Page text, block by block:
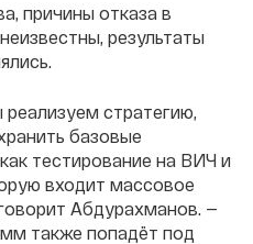
причины отказа в
результаты
стратегию,
базовые
тестирование на ВИЧ и
входит массовое
Абдурахманов. —
также попадёт под